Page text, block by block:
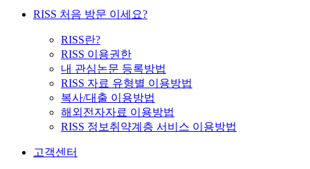
RISS 처음 방문 이세요?
RISS란?
RISS 이용권한
내 관심논문 등록방법
RISS 자료 유형별 이용방법
복사/대출 이용방법
해외전자자료 이용방법
RISS 정보취약계층 서비스 이용방법
고객센터